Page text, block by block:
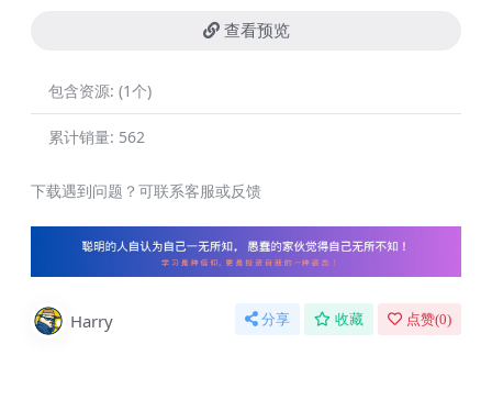
查看预览
包含资源: (1个)
累计销量: 562
下载遇到问题？可联系客服或反馈
Harry 分享 收藏 点赞(0)